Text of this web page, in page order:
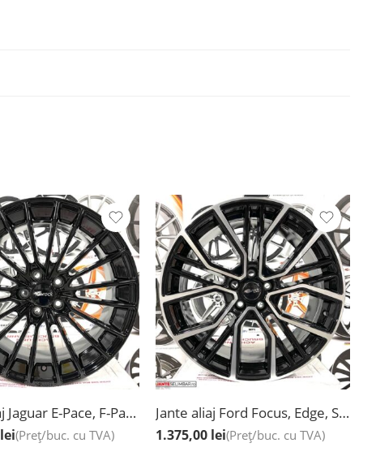
Jante aliaj Jaguar E-Pace, F-Pace, I-Pace, XE, XF, 18”
lei(Preț/buc. cu TVA)
Jante aliaj Ford Focus, Edge, S-Max, Puma, Galaxy III, Mondeo V, Mondeo Hybrid, Kuga II si III, 19″
1.375,00 lei(Preț/buc. cu TVA)